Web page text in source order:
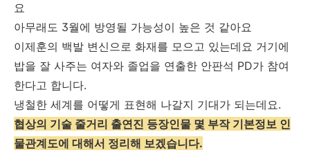
요
아무래도 3월에 방영될 가능성이 높은 것 같아요
이제훈의 백발 변신으로 화재를 모으고 있는데요 거기에
밥을 잘 사주는 여자와 졸업을 연출한 안판석 PD가 참여
한다고 합니다.
냉철한 세계를 어떻게 표현해 나갈지 기대가 되는데요.
협상의 기술 줄거리 출연진 등장인물 몇 부작 기본정보 인
물관계도에 대해서 정리해 보겠습니다.